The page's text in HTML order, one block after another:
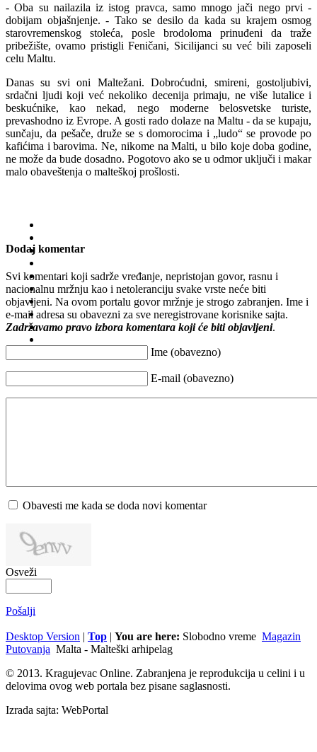
- Oba su nailazila iz istog pravca, samo mnogo jači nego prvi -
dobijam objašnjenje. - Tako se desilo da kada su krajem osmog
starovremenskog stoleća, posle brodoloma prinuđeni da traže
pribežište, ovamo pristigli Feničani, Sicilijanci su već bili zaposeli
celu Maltu.
Danas su svi oni Maltežani. Dobroćudni, smireni, gostoljubivi,
srdačni ljudi koji već nekoliko decenija primaju, ne više lutalice i
beskućnike, kao nekad, nego moderne belosvetske turiste,
prevashodno iz Evrope. A gosti rado dolaze na Maltu - da se kupaju,
sunčaju, da pešače, druže se s domorocima i „ludo“ se provode po
kafićima i barovima. Ne, nikome na Malti, u bilo koje doba godine,
ne može da bude dosadno. Pogotovo ako se u odmor uključi i makar
malo obaveštenja o malteškoj prošlosti.
Dodaj komentar
Svi komentari koji sadrže vređanje, nepristojan govor, rasnu i
nacionalnu mržnju kao i netoleranciju svake vrste neće biti
objavljeni. Na ovom portalu govor mržnje je strogo zabranjen. Ime i
e-mail adresa su obavezni za sve neregistrovane korisnike sajta.
Zadržavamo pravo izbora komentara koji će biti objavljeni.
Ime (obavezno)
E-mail (obavezno)
Obavesti me kada se doda novi komentar
Osveži
Pošalji
Desktop Version | Top | You are here: Slobodno vreme Magazin
Putovanja Malta - Malteški arhipelag
© 2013. Kragujevac Online. Zabranjena je reprodukcija u celini i u
delovima ovog web portala bez pisane saglasnosti.
Izrada sajta: WebPortal